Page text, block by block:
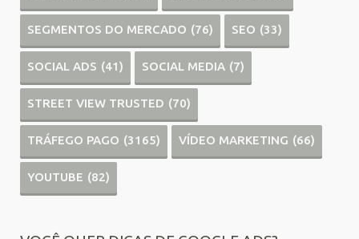
SEGMENTOS DO MERCADO (76) SEO (33)
SOCIAL ADS (41) SOCIAL MEDIA (7)
STREET VIEW TRUSTED (70)
TRÁFEGO PAGO (3165) VÍDEO MARKETING (66)
YOUTUBE (82)